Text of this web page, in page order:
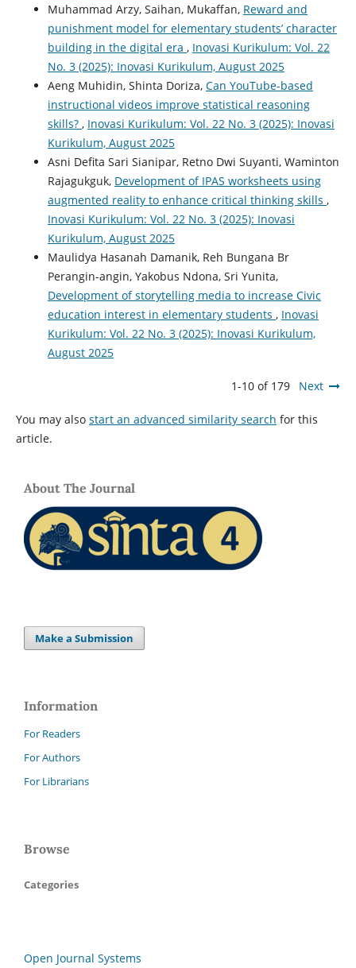
Muhammad Arzy, Saihan, Mukaffan, Reward and
punishment model for elementary students’ character
building in the digital era , Inovasi Kurikulum: Vol. 22
No. 3 (2025): Inovasi Kurikulum, August 2025
Aeng Muhidin, Shinta Doriza, Can YouTube-based
instructional videos improve statistical reasoning
skills? , Inovasi Kurikulum: Vol. 22 No. 3 (2025): Inovasi
Kurikulum, August 2025
Asni Defita Sari Sianipar, Retno Dwi Suyanti, Waminton
Rajagukguk, Development of IPAS worksheets using
augmented reality to enhance critical thinking skills ,
Inovasi Kurikulum: Vol. 22 No. 3 (2025): Inovasi
Kurikulum, August 2025
Maulidya Hasanah Damanik, Reh Bungana Br
Perangin-angin, Yakobus Ndona, Sri Yunita,
Development of storytelling media to increase Civic
education interest in elementary students , Inovasi
Kurikulum: Vol. 22 No. 3 (2025): Inovasi Kurikulum,
August 2025
1-10 of 179 Next
You may also start an advanced similarity search for this
article.
About The Journal
Make a Submission
Information
For Readers
For Authors
For Librarians
Browse
Categories
Open Journal Systems